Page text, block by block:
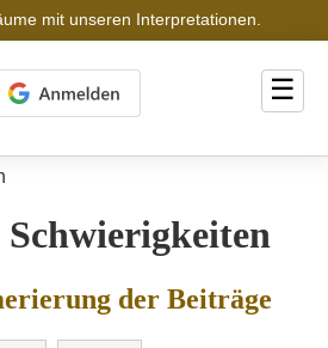
mit unseren Interpretationen.
☰
Schwierigkeiten
der Beiträge